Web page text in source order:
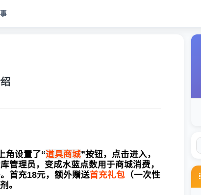
角设置了“道具商城”按钮，点击进入，
管理员，变成水蓝点数用于商城消费，
首充18元，额外赠送首充礼包（一次性
。